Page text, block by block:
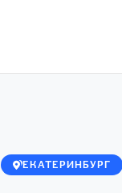
ЕКАТЕРИНБУРГ